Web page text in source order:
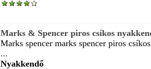
Marks & Spencer piros csíkos
Marks spencer marks spencer piros
...
Nyakkendő